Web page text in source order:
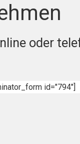
oder
id="794"]